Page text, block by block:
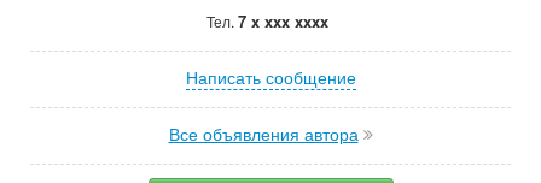
Тел. 7 x xxx xxxx
Написать сообщение
Все объявления автора